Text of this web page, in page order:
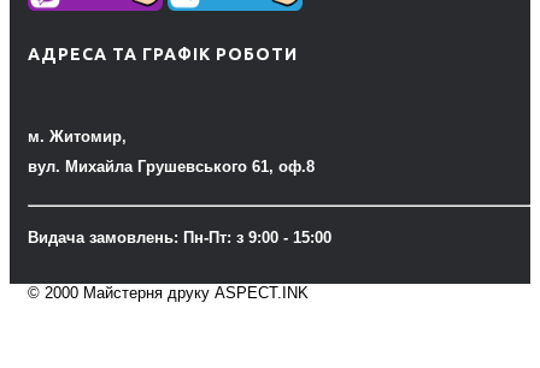
АДРЕСА ТА ГРАФІК РОБОТИ
м. Житомир,
вул. Михайла Грушевського 61, оф.8
Видача замовлень: Пн-Пт: з 9:00 - 15:00
© 2000 Майстерня друку ASPECT.INK